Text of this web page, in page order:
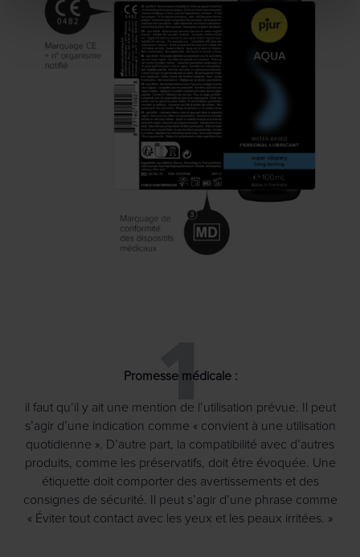
1
Promesse médicale :
il faut qu’il y ait une mention de l’utilisation prévue. Il peut
s’agir d’une indication comme « convient à une utilisation
quotidienne ». D’autre part, la compatibilité avec d’autres
produits, comme les préservatifs, doit être évoquée. Une
étiquette doit comporter des avertissements et des
consignes de sécurité. Il peut s’agir d’une phrase comme
« Éviter tout contact avec les yeux et les peaux irritées. »